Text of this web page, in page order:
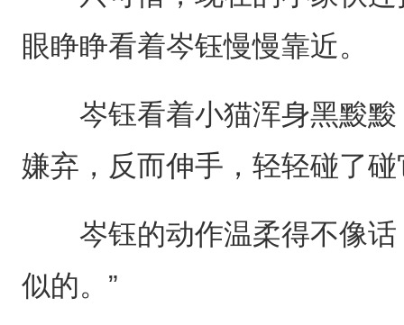
眼睁睁看着岑钰慢慢靠近。
岑钰看着小猫浑身黑黢黢
嫌弃，反而伸手，轻轻碰了
岑钰的动作温柔得不像话
似的。”